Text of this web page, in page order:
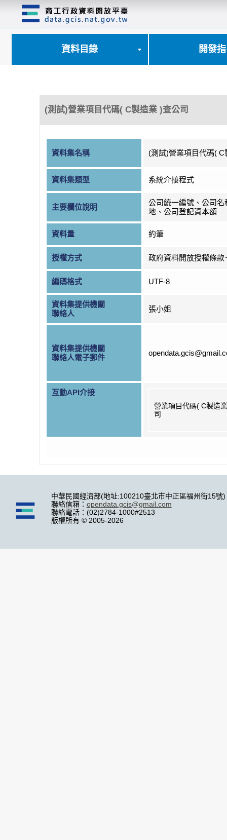
資料目錄 開發
(測試)營業項目代碼( C製造業 )查公司
資料集名稱 (測試)營業項目代碼(
資料集類型 系統介接程式
主要欄位說明
公司統一編號、公司名
地、公司登記資本額
資料量 約筆
授權方式 政府資料開放授權條款
編碼格式 UTF-8
資料集提供機關
聯絡人
張小姐
資料集提供機關
聯絡人電子郵件
互動API介接
營業項目代碼( C製造
司
中華民國經濟部(地址:100210臺北市中正區福州街15號)
聯絡信箱： opendata.gcis@gmail.com
聯絡電話：(02)2784-1000#2513
版權所有 © 2005-2026